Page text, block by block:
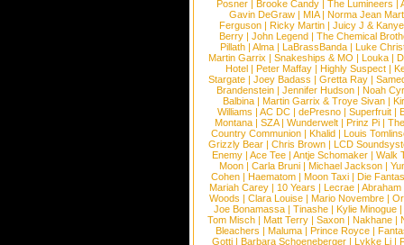
Posner |Brooke Candy |The Lumineers |
Gavin DeGraw | MIA| Norma Jean
Ferguson | Ricky Martin | Juicy J &
Berry | John Legend | The Chemical
Pillath |Alma |LaBrassBanda |Luke
Martin Garrix | Snakeships & MO | Louka |
Hotel | Peter Maffay | Highly Suspect |
Stargate |Joey Badass |Gretta Ray |
Brandenstein |Jennifer Hudson |Noah
Balbina | Martin Garrix & Troye Sivan |
Williams |AC DC |dePresno |Superfruit |
Montana |SZA|Wunderwelt |Prinz Pi |
Country Communion | Khalid | Louis
Grizzly Bear | Chris Brown | LCD
Enemy | Ace Tee | Antje Schomaker | Walk
Moon |Carla Bruni |Michael Jackson |
Cohen |Haematom |Moon Taxi |Die
Mariah Carey | 10 Years | Lecrae | Abraham
Woods |Clara Louise |Mario Novembre |
Joe Bonamassa | Tinashe | Kylie Minogue |
Tom Misch |Matt Terry |Saxon |Nakhane |
Bleachers | Maluma | Prince Royce |
Gotti |Barbara Schoeneberger |Lykke Li |